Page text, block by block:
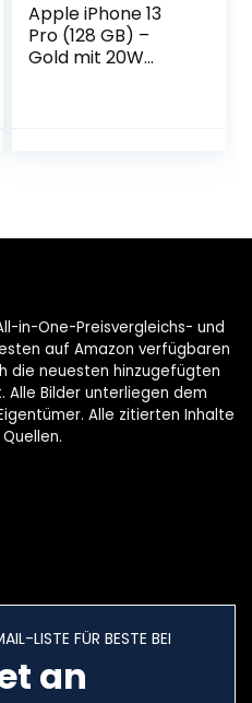
Apple iPhone 13
Pro (128 GB) –
Gold mit 20W
in-One-Preisvergleichs- und
auf Amazon verfügbaren
die neuesten hinzugefügten
Alle Bilder unterliegen dem
Alle zitierten Inhalte
LISTE FÜR BESTE BEI
an